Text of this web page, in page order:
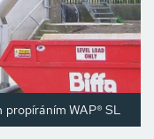
propíráním WAP® SL